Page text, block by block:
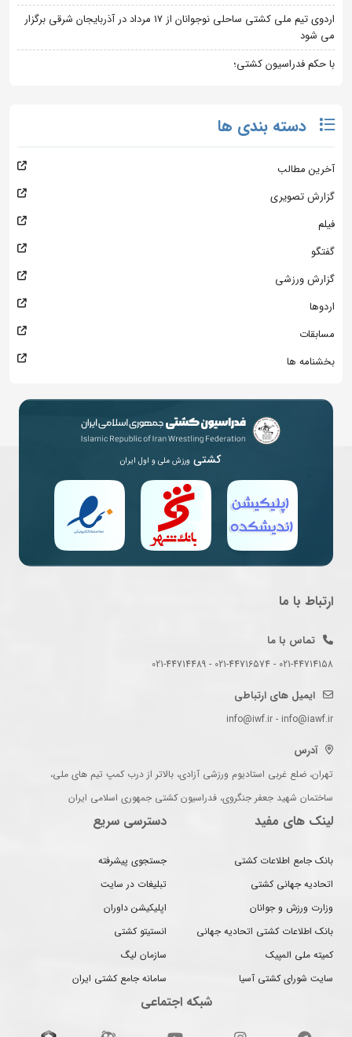
اردوی تیم ملی کشتی ساحلی نوجوانان از 17 مرداد در آذربایجان شرقی برگزار
می شود
با حکم فدراسیون کشتی؛
دسته بندی ها
آخرین مطالب
گزارش تصویری
فیلم
گفتگو
گزارش ورزشی
اردوها
مسابقات
بخشنامه ها
کشتی ورزش ملی و اول ایران
ارتباط با ما
تماس با ما
021-44714158 - 021-44716574 - 021-44714489
ایمیل های ارتباطی
info@iwf.ir - info@iawf.ir
آدرس
تهران، ضلع غربی استادیوم ورزشی آزادی، بالاتر از درب کمپ تیم های ملی،
ساختمان شهید جعفر جنگروی، فدراسیون کشتی جمهوری اسلامی ایران
لینک های مفید
بانک جامع اطلاعات کشتی
اتحادیه جهانی کشتی
وزارت ورزش و جوانان
بانک اطلاعات کشتی اتحادیه جهانی
کمیته ملی المپیک
سایت شورای کشتی آسیا
دسترسی سریع
جستجوی پیشرفته
تبلیغات در سایت
اپلیکیشن داوران
انستیتو کشتی
سازمان لیگ
سامانه جامع کشتی ایران
شبکه اجتماعی